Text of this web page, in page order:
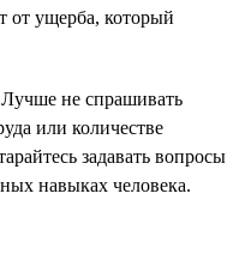
от ущерба, который
Лучше не спрашивать
или количестве
задавать вопросы
навыках человека.